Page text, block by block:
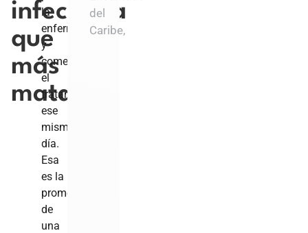
infecciosa
que
más
mata
la
enfermedad
y
comenzar
el
tratamiento
ese
mismo
día.
Esa
es la
promesa
de
una
del
Caribe,